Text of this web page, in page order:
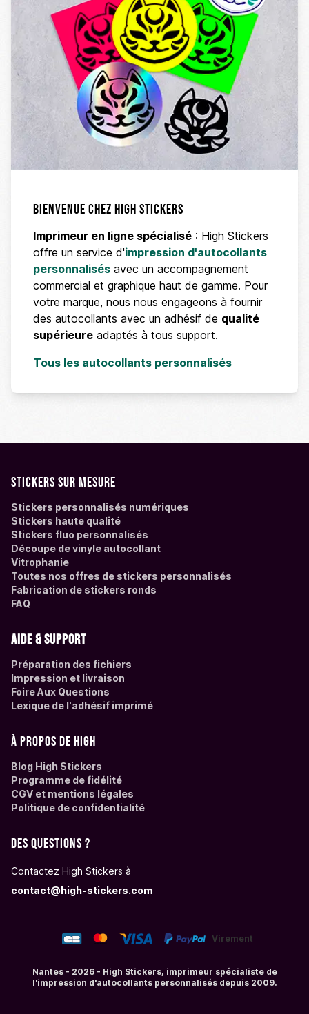
Bienvenue chez High Stickers
Imprimeur en ligne spécialisé : High Stickers
offre un service d'impression d'autocollants
personnalisés avec un accompagnement
commercial et graphique haut de gamme. Pour
votre marque, nous nous engageons à fournir
des autocollants avec un adhésif de qualité
supérieure adaptés à tous support.
Tous les autocollants personnalisés
Stickers sur mesure
Stickers personnalisés numériques
Stickers haute qualité
Stickers fluo personnalisés
Découpe de vinyle autocollant
Vitrophanie
Toutes nos offres de stickers personnalisés
Fabrication de stickers ronds
FAQ
Aide & support
Préparation des fichiers
Impression et livraison
Foire Aux Questions
Lexique de l'adhésif imprimé
À propos de High
Blog High Stickers
Programme de fidélité
CGV et mentions légales
Politique de confidentialité
Des questions ?
Contactez High Stickers à
contact@high-stickers.com
Virement
Nantes - 2026 - High Stickers, imprimeur spécialiste de
l'impression d'autocollants personnalisés depuis 2009.